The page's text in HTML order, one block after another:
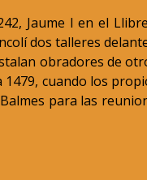
Jaume l en el
dos talleres
obradores de
cuando los
para las